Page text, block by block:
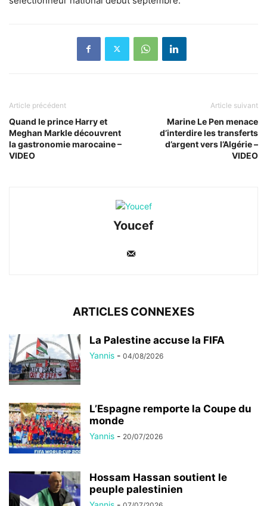
Article précédent
Quand le prince Harry et
Meghan Markle découvrent
la gastronomie marocaine –
VIDEO
Article suivant
Marine Le Pen menace
d’interdire les transferts
d’argent vers l’Algérie –
VIDEO
Youcef
ARTICLES CONNEXES
La Palestine accuse la FIFA
Yannis - 04/08/2026
L’Espagne remporte la Coupe du
monde
Yannis - 20/07/2026
Hossam Hassan soutient le
peuple palestinien